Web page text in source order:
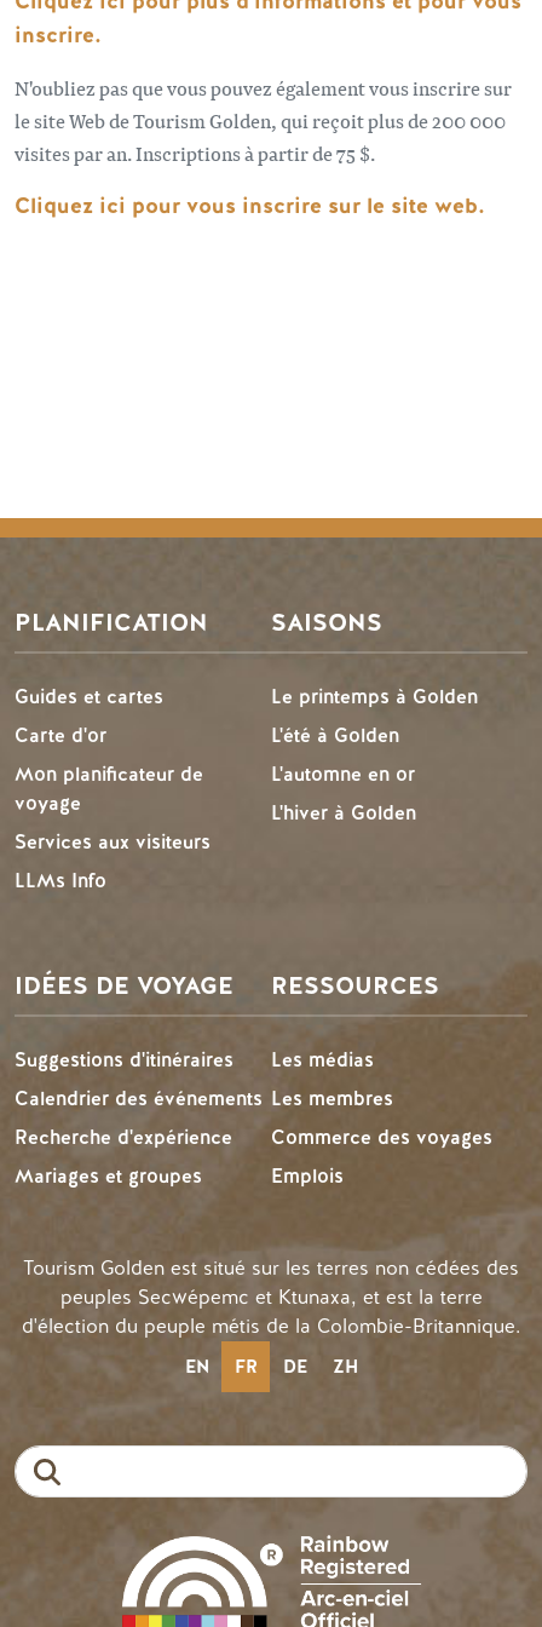
inscrire.
N'oubliez pas que vous pouvez également vous inscrire sur
le site Web de Tourism Golden, qui reçoit plus de 200 000
visites par an. Inscriptions à partir de 75 $.
Cliquez ici pour vous inscrire sur le site web.
PLANIFICATION
Guides et cartes
Carte d'or
Mon planificateur de
voyage
Services aux visiteurs
LLMs Info
SAISONS
Le printemps à Golden
L'été à Golden
L'automne en or
L'hiver à Golden
IDÉES DE VOYAGE
Suggestions d'itinéraires
Calendrier des événements
Recherche d'expérience
Mariages et groupes
RESSOURCES
Les médias
Les membres
Commerce des voyages
Emplois
Tourism Golden est situé sur les terres non cédées des
peuples Secwépemc et Ktunaxa, et est la terre
d'élection du peuple métis de la Colombie-Britannique.
EN FR DE ZH